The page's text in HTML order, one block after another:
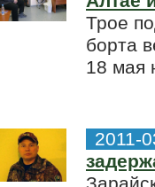
Трое
борта
18 мая
2011-